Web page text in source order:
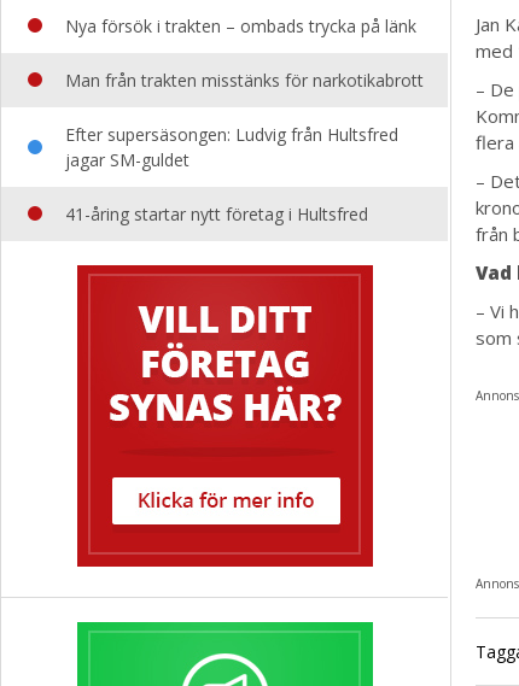
Nya försök i trakten – ombads trycka på länk
Man från trakten misstänks för narkotikabrott
Efter supersäsongen: Ludvig från Hultsfred
jagar SM-guldet
41-åring startar nytt företag i Hultsfred
Jan
med
–
flera
–
från
Vad
– Vi
som